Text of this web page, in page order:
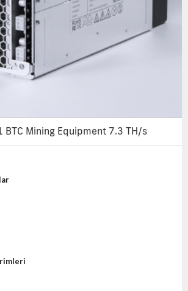
BTC Mining Equipment 7.3 TH/s